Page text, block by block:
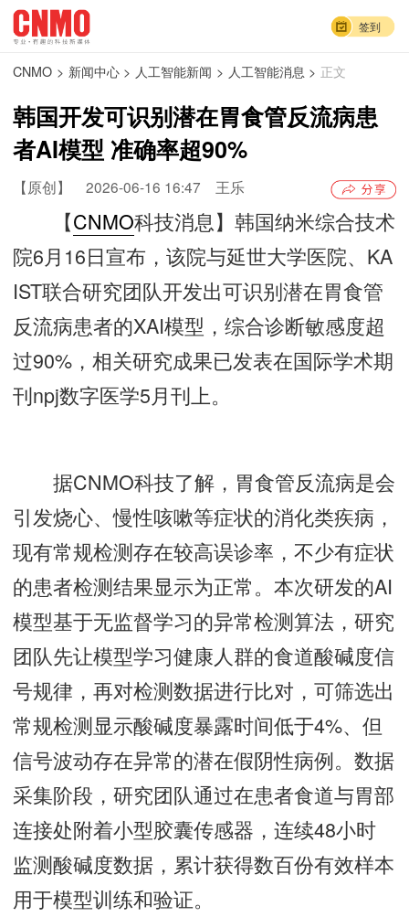
签到
CNMO > 新闻中心 > 人工智能新闻 > 人工智能消息 > 正文
韩国开发可识别潜在胃食管反流病患
者AI模型 准确率超90%
【原创】 2026-06-16 16:47 王乐
【CNMO科技消息】韩国纳米综合技术
院6月16日宣布，该院与延世大学医院、KA
IST联合研究团队开发出可识别潜在胃食管
反流病患者的XAI模型，综合诊断敏感度超
过90%，相关研究成果已发表在国际学术期
刊npj数字医学5月刊上。
据CNMO科技了解，胃食管反流病是会
引发烧心、慢性咳嗽等症状的消化类疾病，
现有常规检测存在较高误诊率，不少有症状
的患者检测结果显示为正常。本次研发的AI
模型基于无监督学习的异常检测算法，研究
团队先让模型学习健康人群的食道酸碱度信
号规律，再对检测数据进行比对，可筛选出
常规检测显示酸碱度暴露时间低于4%、但
信号波动存在异常的潜在假阴性病例。数据
采集阶段，研究团队通过在患者食道与胃部
连接处附着小型胶囊传感器，连续48小时
监测酸碱度数据，累计获得数百份有效样本
用于模型训练和验证。